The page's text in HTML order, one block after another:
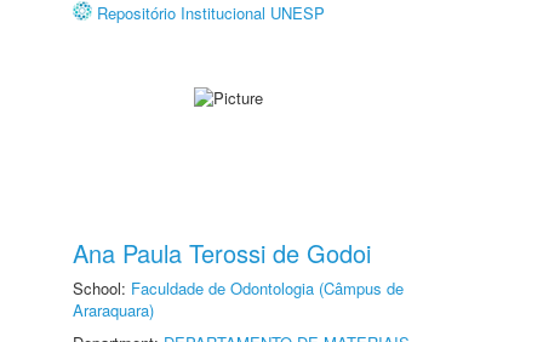
Repositório Institucional UNESP
Ana Paula Terossi de Godoi
School: Faculdade de Odontologia (Câmpus de
Araraquara)